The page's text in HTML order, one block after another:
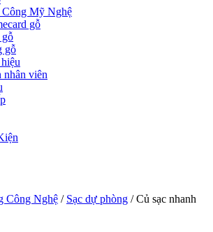
Mỹ Nghệ
gỗ
gỗ
gỗ
nhân viên
Công Nghệ / Sạc dự phòng / Củ sạc nhanh